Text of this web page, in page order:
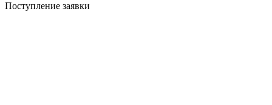
Поступление заявки